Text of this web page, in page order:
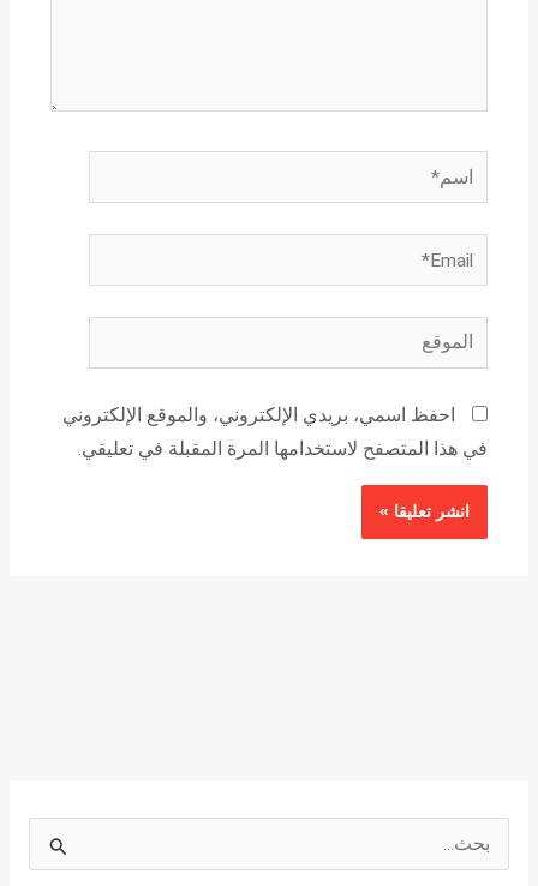
اسم*
Email*
الموقع
احفظ اسمي، بريدي الإلكتروني، والموقع الإلكتروني
في هذا المتصفح لاستخدامها المرة المقبلة في تعليقي.